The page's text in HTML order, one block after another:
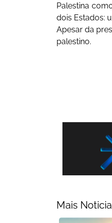
Palestina
dois Estados:
Apesar da
palestino.
Mais